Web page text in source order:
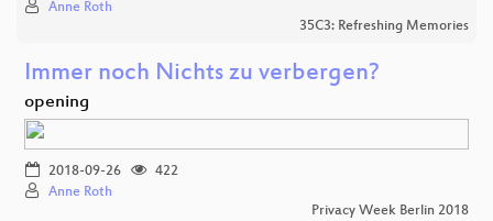
Anne Roth
35C3: Refreshing Memories
Immer noch Nichts zu verbergen?
opening
2018-09-26
422
Anne Roth
Privacy Week Berlin 2018